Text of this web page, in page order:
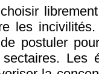
les
postuler
Les